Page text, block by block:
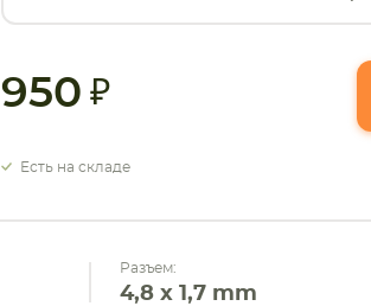
950
Есть на складе
Разъем:
4,8 x 1,7 mm